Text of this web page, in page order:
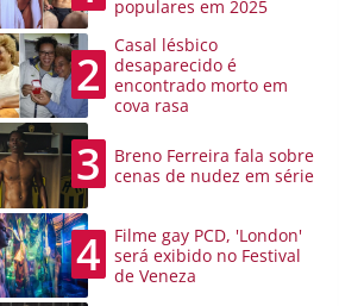
populares em 2025
2
Casal lésbico
desaparecido é
encontrado morto em
cova rasa
3
Breno Ferreira fala sobre
cenas de nudez em série
4
Filme gay PCD, 'London'
será exibido no Festival
de Veneza